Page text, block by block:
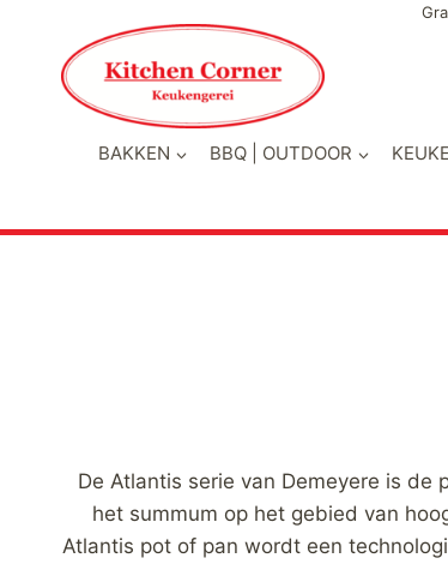
inhoud
BAKKEN BBQ | OUTDOOR
De Atlantis serie van Demeyere is
het summum op het gebied van
Atlantis pot of pan wordt een